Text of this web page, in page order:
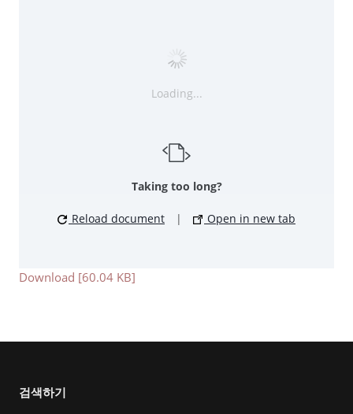
Loading...
Taking too long?
Reload document | Open in new tab
Download [60.04 KB]
검색하기